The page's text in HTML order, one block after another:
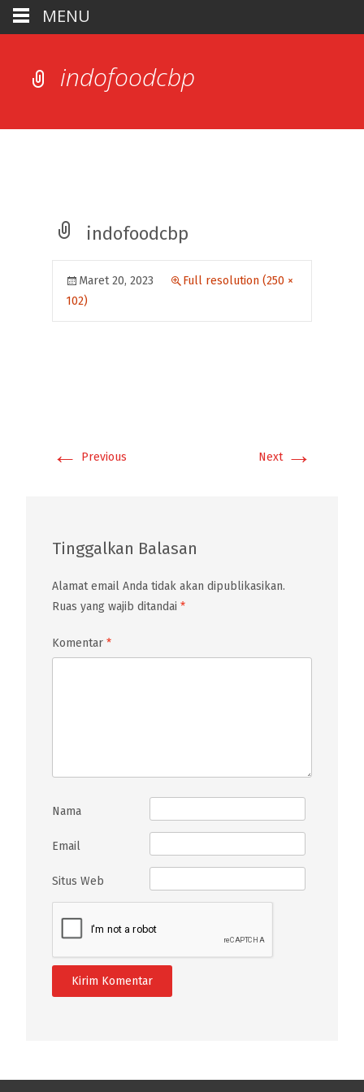
indofoodcbp
indofoodcbp
Maret 20, 2023
Full resolution (250 ×
102)
← Previous Next →
Tinggalkan Balasan
Alamat email Anda tidak akan dipublikasikan.
Ruas yang wajib ditandai *
Komentar *
Nama
Email
Situs Web
MENU